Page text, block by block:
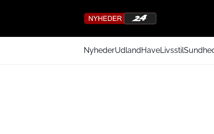
NyhederUdlandHaveLivsstil